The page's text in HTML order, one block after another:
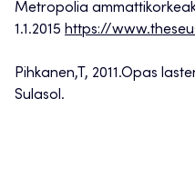
Metropolia
1.1.2015 https://
Pihkanen,T, 2011.Opas
Sulasol.